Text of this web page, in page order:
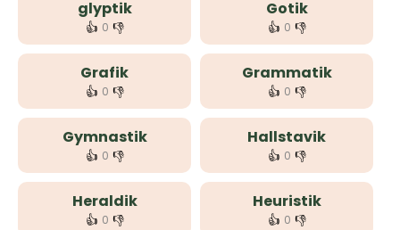
glyptik
👍 0 👎
Gotik
👍 0 👎
Grafik
👍 0 👎
Grammatik
👍 0 👎
Gymnastik
👍 0 👎
Hallstavik
👍 0 👎
Heraldik
👍 0 👎
Heuristik
👍 0 👎